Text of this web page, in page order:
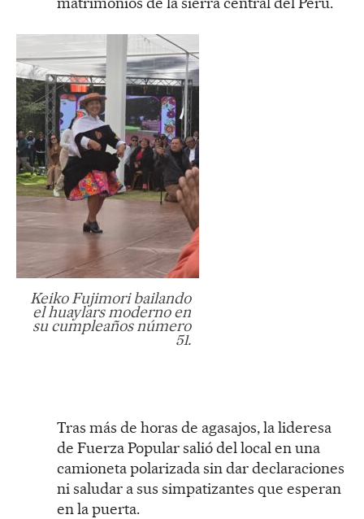
Keiko Fujimori bailando
el huaylars moderno en
su cumpleaños número
51.
Tras más de horas de agasajos, la lideresa
de Fuerza Popular salió del local en una
camioneta polarizada sin dar declaraciones
ni saludar a sus simpatizantes que esperan
en la puerta.